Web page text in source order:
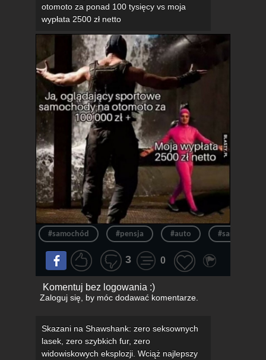
otomoto za ponad 100 tysięcy vs moja
wypłata 2500 zł netto
#samochód #pensja #auto #samochody
3 0
Komentuj bez logowania :)
Zaloguj się, by móc dodawać komentarze.
Skazani na Shawshank: zero seksownych
lasek, zero szybkich fur, zero
widowiskowych eksplozji. Wciąż najlepszy